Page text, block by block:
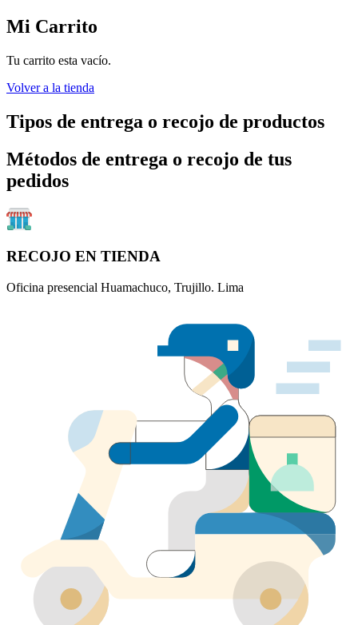
Mi Carrito
Tu carrito esta vacío.
Volver a la tienda
Tipos de entrega o recojo de productos
Métodos de entrega o recojo de tus
pedidos
RECOJO EN TIENDA
Oficina presencial Huamachuco, Trujillo. Lima